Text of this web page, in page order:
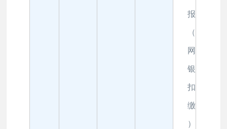
报
（
网
银
扣
缴
）